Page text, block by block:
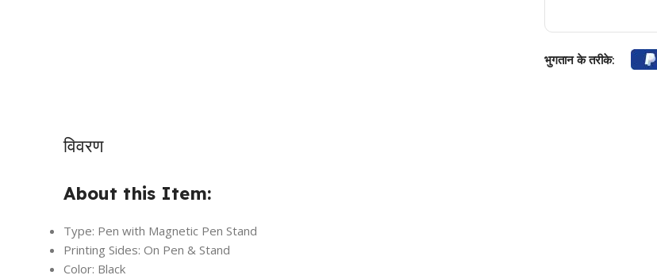
भुगतान के तरीके:
विवरण
About this Item:
Type: Pen with Magnetic Pen Stand
Printing Sides: On Pen & Stand
Color: Black